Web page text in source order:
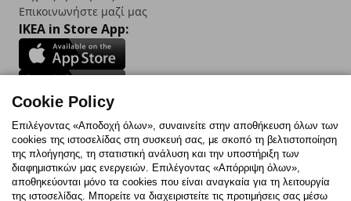
Επικοινωνήστε μαζί μας
IKEA in Store App:
Follow us:
FacebookInstagram
TikTokYoutubePinterestTwitter
Cookie Policy
Επιλέγοντας «Αποδοχή όλων», συναινείτε στην αποθήκευση όλων των
cookies της ιστοσελίδας στη συσκευή σας, με σκοπό τη βελτιστοποίηση
της πλοήγησης, τη στατιστική ανάλυση και την υποστήριξη των
διαφημιστικών μας ενεργειών. Επιλέγοντας «Απόρριψη όλων»,
αποθηκεύονται μόνο τα cookies που είναι αναγκαία για τη λειτουργία
της ιστοσελίδας. Μπορείτε να διαχειριστείτε τις προτιμήσεις σας μέσω